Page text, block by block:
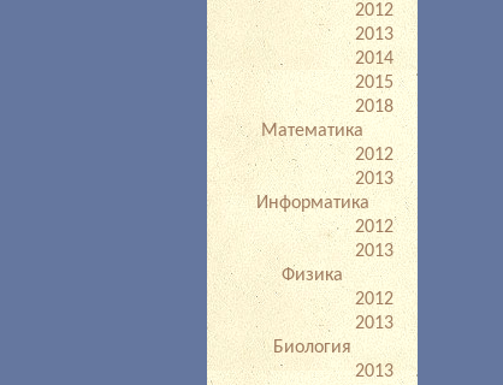
2012
2013
2014
2015
2018
Математика
2012
2013
Информатика
2012
2013
Физика
2012
2013
Биология
2013